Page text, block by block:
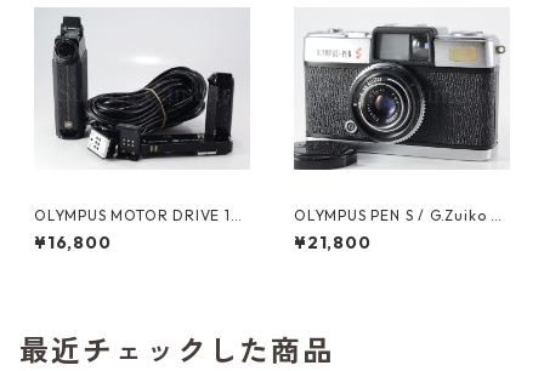
OLYMPUS MOTOR DRIVE 1
バッテリーホルダー シンクロ
ケーブル (61473)
¥16,800
OLYMPUS PEN S / G.Zuiko 3c
m F2.8 オーバーホール済 オリ
ンパス (60341)
¥21,800
最近チェックした商品